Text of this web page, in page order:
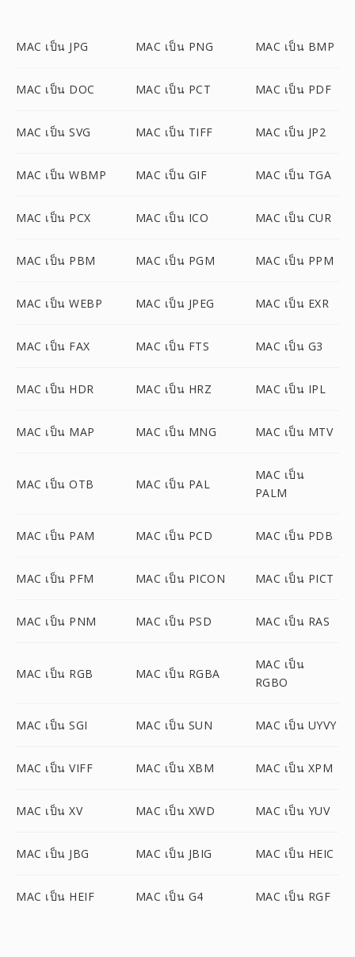
MAC เป็น JPG MAC เป็น PNG MAC เป็น BMP
MAC เป็น DOC MAC เป็น PCT MAC เป็น PDF
MAC เป็น SVG MAC เป็น TIFF MAC เป็น JP2
MAC เป็น WBMP MAC เป็น GIF MAC เป็น TGA
MAC เป็น PCX MAC เป็น ICO MAC เป็น CUR
MAC เป็น PBM MAC เป็น PGM MAC เป็น PPM
MAC เป็น WEBP MAC เป็น JPEG MAC เป็น EXR
MAC เป็น FAX MAC เป็น FTS MAC เป็น G3
MAC เป็น HDR MAC เป็น HRZ MAC เป็น IPL
MAC เป็น MAP MAC เป็น MNG MAC เป็น MTV
MAC เป็น OTB MAC เป็น PAL
MAC เป็น
PALM
MAC เป็น PAM MAC เป็น PCD MAC เป็น PDB
MAC เป็น PFM MAC เป็น PICON MAC เป็น PICT
MAC เป็น PNM MAC เป็น PSD MAC เป็น RAS
MAC เป็น RGB MAC เป็น RGBA
MAC เป็น
RGBO
MAC เป็น SGI MAC เป็น SUN MAC เป็น UYVY
MAC เป็น VIFF MAC เป็น XBM MAC เป็น XPM
MAC เป็น XV MAC เป็น XWD MAC เป็น YUV
MAC เป็น JBG MAC เป็น JBIG MAC เป็น HEIC
MAC เป็น HEIF MAC เป็น G4 MAC เป็น RGF